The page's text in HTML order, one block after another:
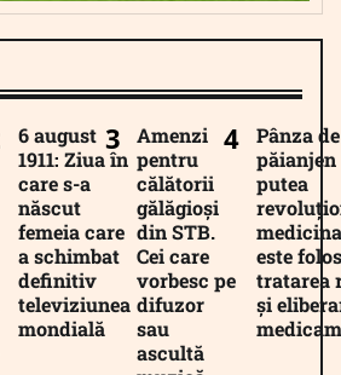
6 august
1911: Ziua în
care s-a
născut
femeia care
a schimbat
definitiv
televiziunea
mondială
Amenzi
pentru
călătorii
gălăgioși
din STB.
Cei care
vorbesc pe
difuzor
sau
ascultă
Pânza de
păianjen
putea
este
tratarea
și